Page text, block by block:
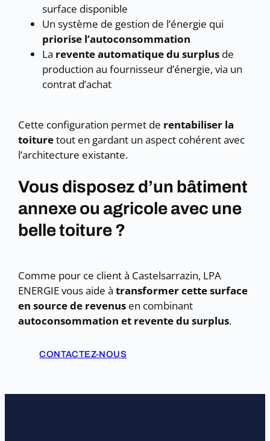
surface disponible
Un système de gestion de l’énergie qui
priorise l’autoconsommation
La revente automatique du surplus de
production au fournisseur d’énergie, via un
contrat d’achat
Cette configuration permet de rentabiliser la
toituretout en gardant un aspect cohérent avec
l’architecture existante.
Vous disposez d’un bâtiment
annexe ou agricole avec une
belle toiture ?
Comme pour ce client à Castelsarrazin, LPA
ENERGIE vous aide àtransformer cette surface
en source de revenus en combinant
autoconsommation et revente du surplus.
CONTACTEZ-NOUS